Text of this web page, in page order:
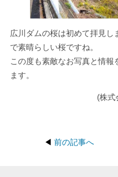
広川ダムの桜は初めて拝見
で素晴らしい桜ですね。
この度も素敵なお写真と情報
ます。
(株式
◀ 前の記事へ